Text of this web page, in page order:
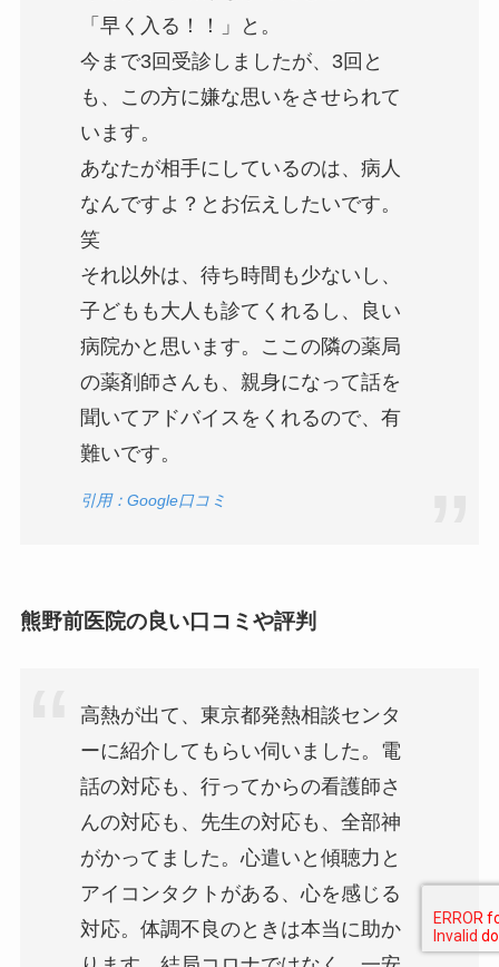
「早く入る！！」と。
今まで3回受診しましたが、3回と
も、この方に嫌な思いをさせられて
います。
あなたが相手にしているのは、病人
なんですよ？とお伝えしたいです。
笑
それ以外は、待ち時間も少ないし、
子どもも大人も診てくれるし、良い
病院かと思います。ここの隣の薬局
の薬剤師さんも、親身になって話を
聞いてアドバイスをくれるので、有
難いです。
引用：Google口コミ
熊野前医院の良い口コミや評判
高熱が出て、東京都発熱相談センタ
ーに紹介してもらい伺いました。電
話の対応も、行ってからの看護師さ
んの対応も、先生の対応も、全部神
がかってました。心遣いと傾聴力と
アイコンタクトがある、心を感じる
対応。体調不良のときは本当に助か